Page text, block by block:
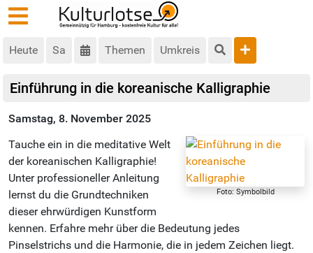
Heute Sa Themen Umkreis
Einführung in die koreanische Kalligraphie
Samstag, 8. November 2025
Foto: Symbolbild
Tauche ein in die meditative Welt
der koreanischen Kalligraphie!
Unter professioneller Anleitung
lernst du die Grundtechniken
dieser ehrwürdigen Kunstform
kennen. Erfahre mehr über die Bedeutung jedes
Pinselstrichs und die Harmonie, die in jedem Zeichen liegt.